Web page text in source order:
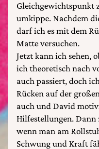
Gleichgewichtspunkt
umkippe. Nachdem
darf ich es mit dem
Matte versuchen.
Jetzt kann ich sehen,
ich theoretisch nach
auch passiert, doch
Rücken auf der
auch und David
Hilfestellungen. Dann
wenn man am
Schwung und Kraft